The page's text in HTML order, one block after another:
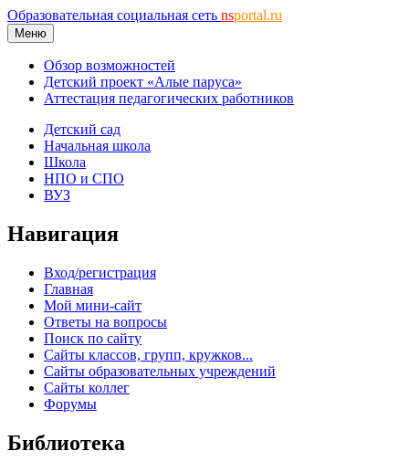
Образовательная социальная сеть nsportal.ru
Меню
Обзор возможностей
Детский проект «Алые паруса»
Аттестация педагогических работников
Детский сад
Начальная школа
Школа
НПО и СПО
ВУЗ
Навигация
Вход/регистрация
Главная
Мой мини-сайт
Ответы на вопросы
Поиск по сайту
Сайты классов, групп, кружков...
Сайты образовательных учреждений
Сайты коллег
Форумы
Библиотека